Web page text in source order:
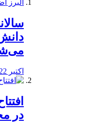
اکتبر 22, 2019
در